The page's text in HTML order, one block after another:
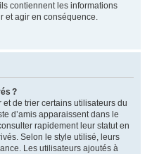
contiennent les informations
et agir en conséquence.
?
et de trier certains utilisateurs du
d’amis apparaissent dans le
rapidement leur statut en
Selon le style utilisé, leurs
Les utilisateurs ajoutés à